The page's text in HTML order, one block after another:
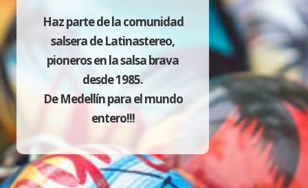
Haz parte de la comunidad
salsera de Latinastereo,
pioneros en la salsa brava
desde 1985.
De Medellín para el mundo
entero!!!